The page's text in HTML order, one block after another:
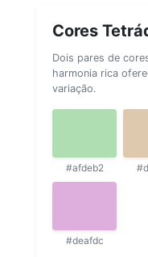
Cores
Dois pares de
harmonia rica
variação.
#afdeb2
#deafdc